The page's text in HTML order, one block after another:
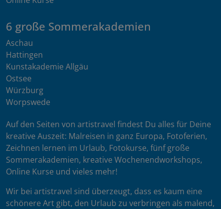
6 große Sommerakademien
Aschau
Hattingen
Kunstakademie Allgäu
Ostsee
Würzburg
Worpswede
Auf den Seiten von artistravel findest Du alles für Deine
kreative Auszeit: Malreisen in ganz Europa, Fotoferien,
Zeichnen lernen im Urlaub, Fotokurse, fünf große
Sommerakademien, kreative Wochenendworkshops,
Online Kurse und vieles mehr!
Wir bei artistravel sind überzeugt, dass es kaum eine
schönere Art gibt, den Urlaub zu verbringen als malend,